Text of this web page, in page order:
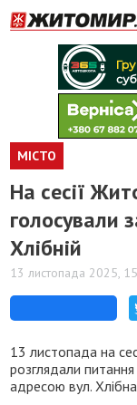
МІСТО
На сесії
голосували
Хлібній
13 листопада 2025,
13 листопада на
розглядали
адресою вул.